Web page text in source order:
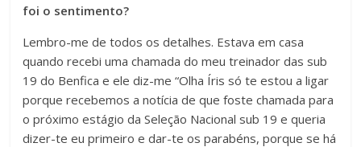
foi o sentimento?
Lembro-me de todos os detalhes. Estava em casa
quando recebi uma chamada do meu treinador das sub
19 do Benfica e ele diz-me “Olha Íris só te estou a ligar
porque recebemos a notícia de que foste chamada para
o próximo estágio da Seleção Nacional sub 19 e queria
dizer-te eu primeiro e dar-te os parabéns, porque se há